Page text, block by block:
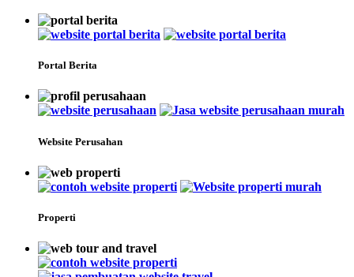
Portal Berita
Website Perusahan
Properti